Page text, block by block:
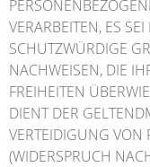
VERARBEITEN, ES
SCHUTZWÜRDIGE
NACHWEISEN, DIE
FREIHEITEN
DIENT DER
VERTEIDIGUNG VON
(WIDERSPRUCH